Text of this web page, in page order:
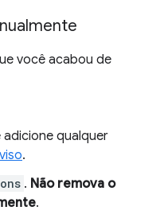
você acabou de
adicione qualquer
.
. Não remova o
.